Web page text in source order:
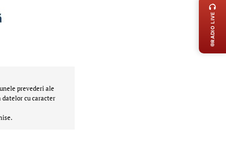
prevederi ale
datelor cu caracter
RADIO LIVE